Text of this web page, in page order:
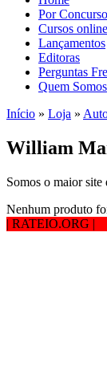
Por Concurso
Cursos online
Lançamentos
Editoras
Perguntas
Quem Somos
Início » Loja »
William
Somos o maior site
Nenhum produto
| RATEIO.ORG |